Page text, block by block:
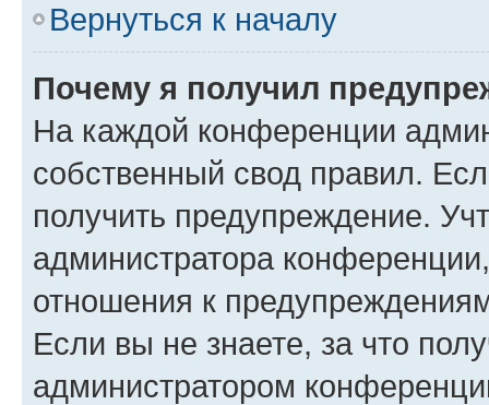
Вернуться к началу
Почему я получил
На каждой конференции
собственный свод правил.
получить предупреждение.
администратора
отношения к
Если вы не знаете, за что
администратором